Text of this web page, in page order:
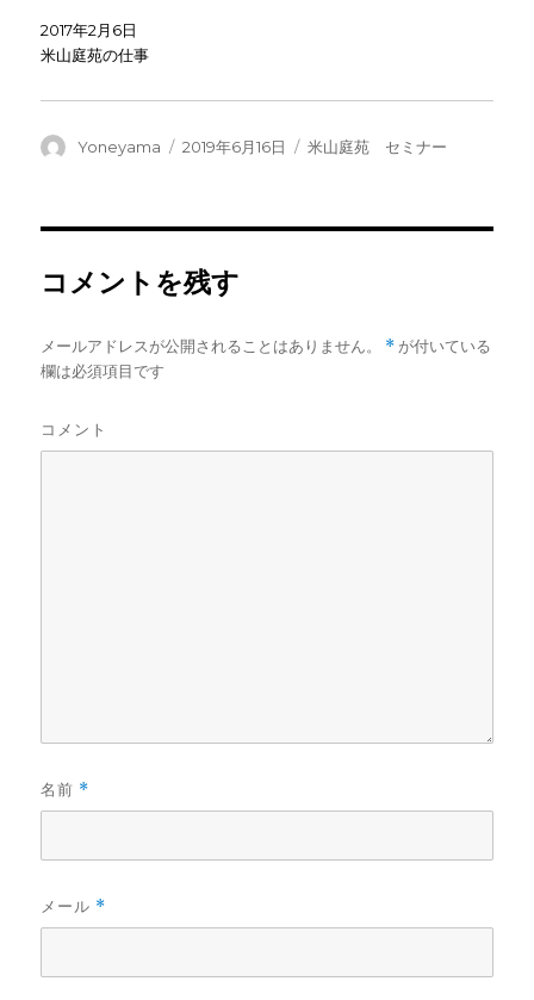
す
)
開
す
2017年2月6日
米山庭苑の仕事
投
Yoneyama
投
2019年6月16日
カ
米山庭苑 セミナー
コメントを残す
メールアドレスが公開されることはありません。 * が付いている
欄は必須項目です
コメント
名前 *
メール *